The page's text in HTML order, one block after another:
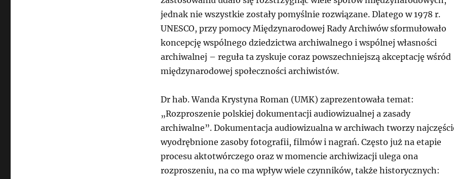
jednak nie wszystkie zostały pomyślnie rozwiązane. Dlatego w 1978 r.
UNESCO, przy pomocy Międzynarodowej Rady Archiwów sformułowało
koncepcję wspólnego dziedzictwa archiwalnego i wspólnej własności
archiwalnej – reguła ta zyskuje coraz powszechniejszą akceptację wśród
międzynarodowej społeczności archiwistów.
Dr hab. Wanda Krystyna Roman (UMK) zaprezentowała temat:
„Rozproszenie polskiej dokumentacji audiowizualnej a zasady
archiwalne”. Dokumentacja audiowizualna w archiwach tworzy
wyodrębnione zasoby fotografii, filmów i nagrań. Często już na etapie
procesu aktotwórczego oraz w momencie archiwizacji ulega ona
rozproszeniu, na co ma wpływ wiele czynników, także historycznych: